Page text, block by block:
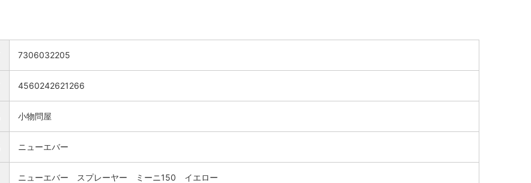
7306032205
4560242621266
小物問屋
ニューエバー
ニューエバー スプレーヤー ミーニ150 イエロー